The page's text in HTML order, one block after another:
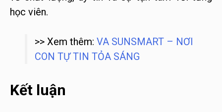
học viên.
>> Xem thêm: VA SUNSMART – NƠI
CON TỰ TIN TỎA SÁNG
Kết luận